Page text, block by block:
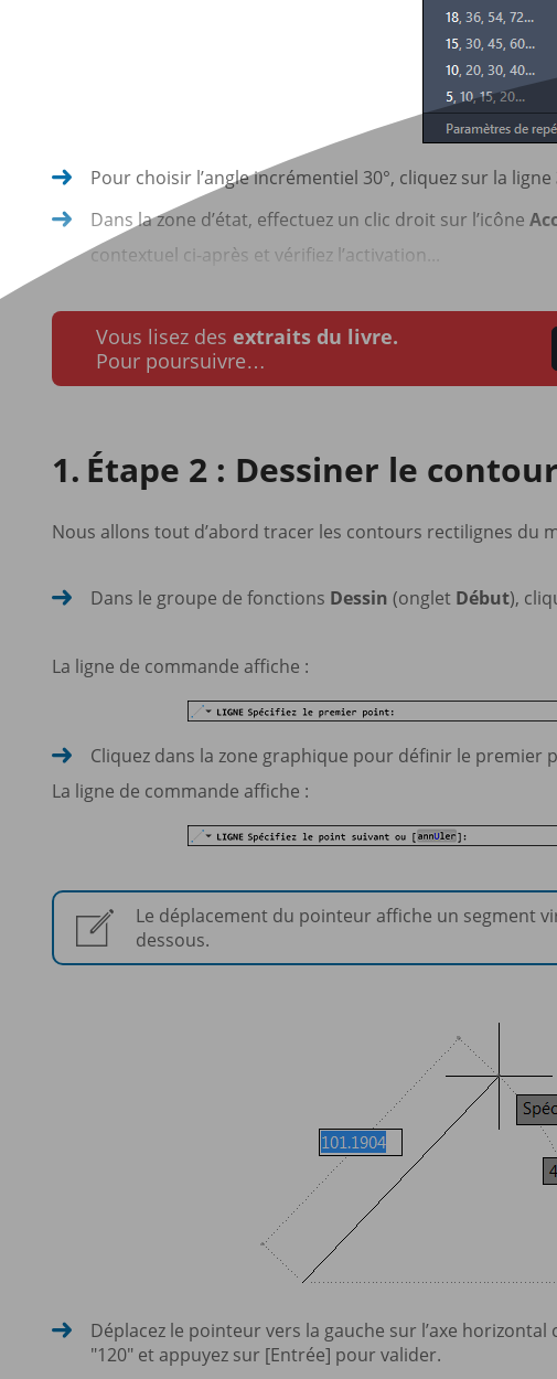
Pour choisir l’angle incrémentiel 30°, cliquez sur la ligne
Dans la zone d’état, effectuez un clic droit sur l’icône
contextuel ci-après et vérifiez l’activation...
Vous lisez des extraits du livre.
Pour poursuivre…
Étape 2 : Dessiner le
Nous allons tout d’abord tracer les contours rectilignes du
Dans le groupe de fonctions Dessin (onglet Début),
La ligne de commande affiche :
Cliquez dans la zone graphique pour définir le premier
La ligne de commande affiche :
Le déplacement du pointeur affiche un segment
dessous.
Déplacez le pointeur vers la gauche sur l’axe
"120" et appuyez sur [Entrée] pour valider.